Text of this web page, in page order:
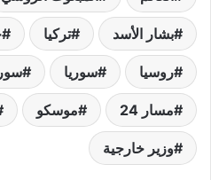
بشار الأسد تركيا
روسيا سوريا
مسار 24 موسكو
وزير خارجية